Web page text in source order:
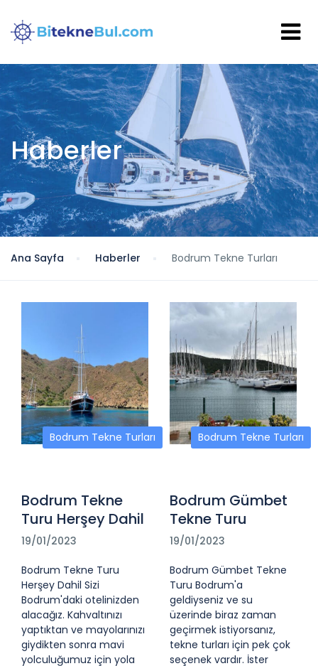
Haberler
Ana Sayfa Haberler Bodrum Tekne Turları
Bodrum Tekne Turları
Bodrum Tekne
Turu Herşey Dahil
19/01/2023
Bodrum Tekne Turu
Herşey Dahil Sizi
Bodrum'daki otelinizden
alacağız. Kahvaltınızı
yaptıktan ve mayolarınızı
giydikten sonra mavi
yolculuğumuz için yola
Bodrum Tekne Turları
Bodrum Gümbet
Tekne Turu
19/01/2023
Bodrum Gümbet Tekne
Turu Bodrum'a
geldiyseniz ve su
üzerinde biraz zaman
geçirmek istiyorsanız,
tekne turları için pek çok
seçenek vardır. İster